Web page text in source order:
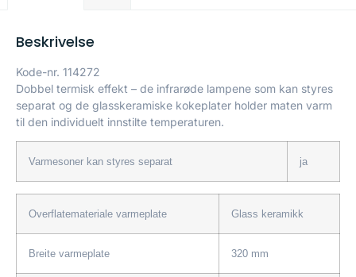
Beskrivelse
Kode-nr. 114272
Dobbel termisk effekt – de infrarøde lampene som kan styres
separat og de glasskeramiske kokeplater holder maten varm
til den individuelt innstilte temperaturen.
Varmesoner kan styres separat ja
Overflatemateriale varmeplate Glass keramikk
Breite varmeplate 320 mm